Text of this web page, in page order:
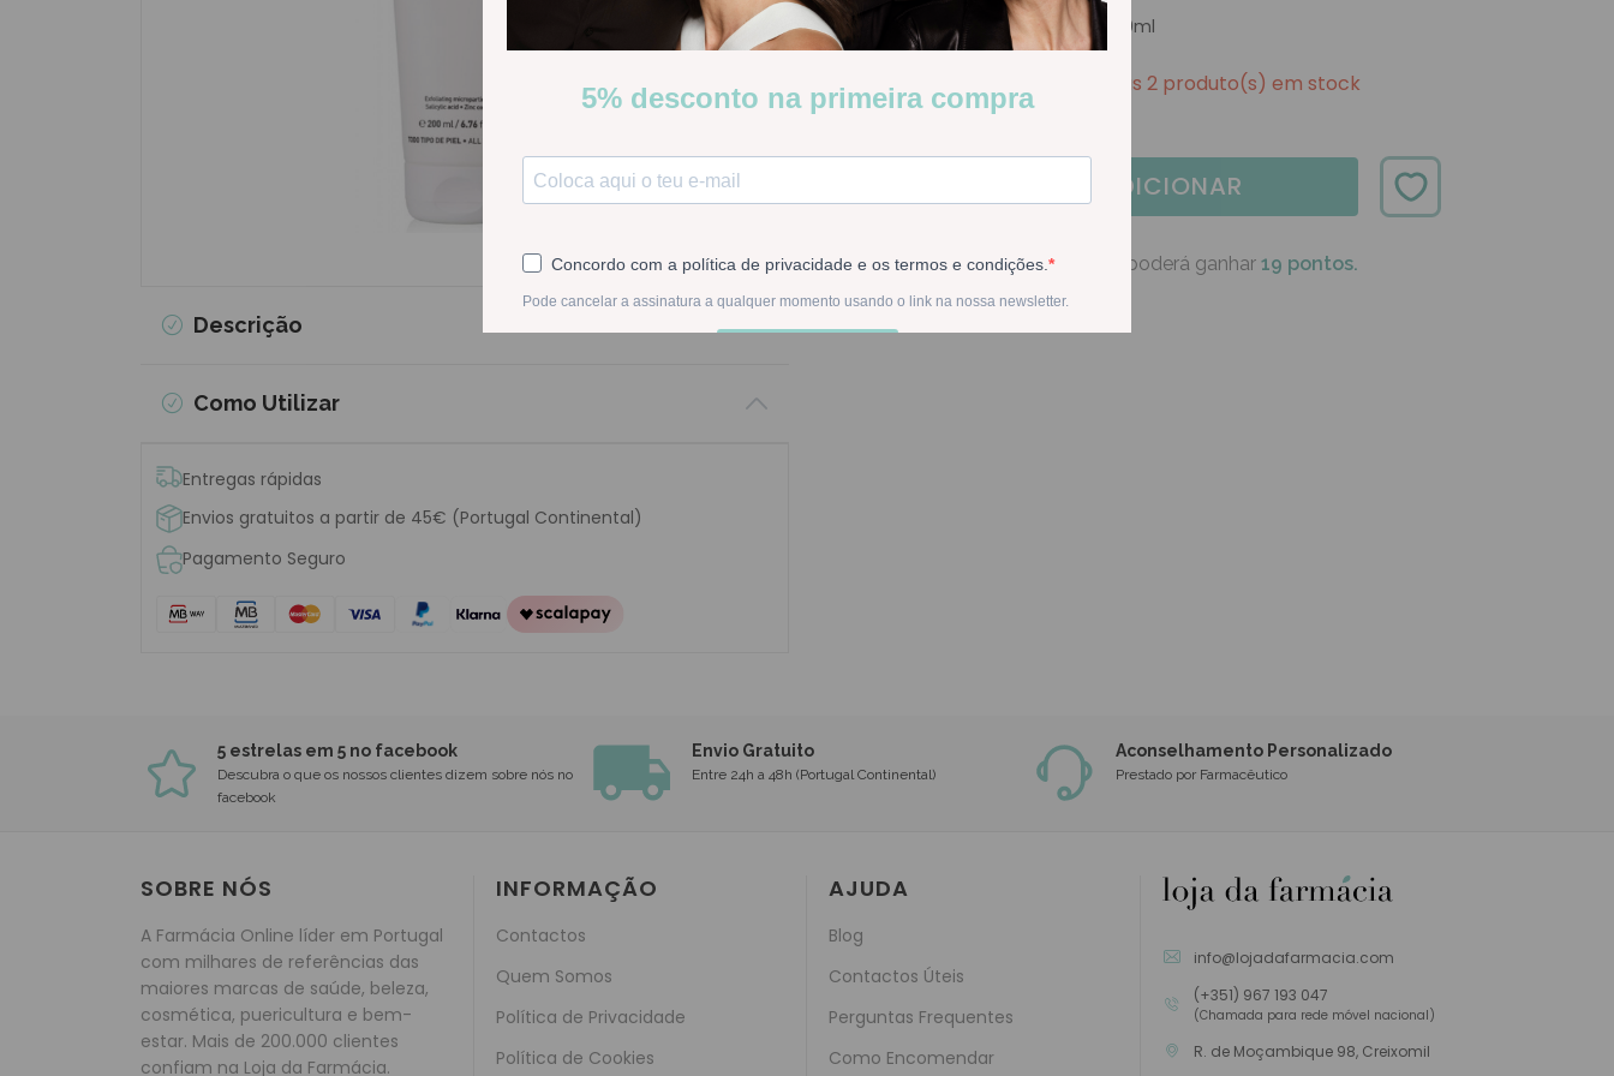
Descrição
Como Utilizar
Entregas rápidas
Envios gratuitos a partir de 45€ (Portugal Continental)
Pagamento Seguro
Martiderm Esfoliante Corporal 200ml
Poucas Unidades
Apenas 2 produto(s) em stock
Disponível
ADICIONAR
Na compra deste produto poderá ganhar 19 pontos.
5 estrelas em 5 no facebook
Descubra o que os nossos clientes dizem sobre nós no
facebook
Envio Gratuito
Entre 24h a 48h (Portugal Continental)
Aconselhamento Personalizado
Prestado por Farmacêutico
SOBRE NÓS
A Farmácia Online líder em Portugal
com milhares de referências das
maiores marcas de saúde, beleza,
cosmética, puericultura e bem-
estar. Mais de 200.000 clientes
confiam na Loja da Farmácia.
INFORMAÇÃO
Contactos
Quem Somos
Política de Privacidade
Política de Cookies
AJUDA
Blog
Contactos Úteis
Perguntas Frequentes
Como Encomendar
info@lojadafarmacia.com
(+351) 967 193 047
(Chamada para rede móvel nacional)
R. de Moçambique 98, Creixomil